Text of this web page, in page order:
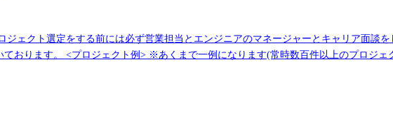
ェクト選定をする前には必ず営業担当とエンジニアのマネージャーとキャリア面談
を抱えております) ●車両デー